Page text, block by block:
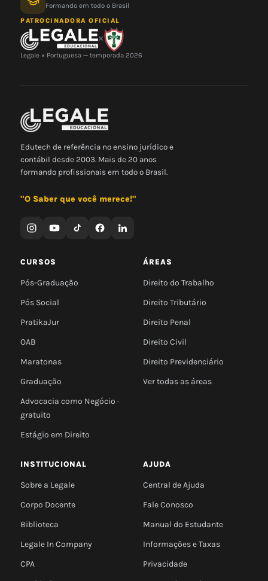
Formando em todo o Brasil
PATROCINADORA OFICIAL
×
Legale × Portuguesa — temporada 2026
Edutech de referência no ensino jurídico e
contábil desde 2003. Mais de 20 anos
formando profissionais em todo o Brasil.
"O Saber que você merece!"
CURSOS
Pós-Graduação
Pós Social
PratikaJur
OAB
Maratonas
Graduação
Advocacia como Negócio ·
gratuito
Estágio em Direito
ÁREAS
Direito do Trabalho
Direito Tributário
Direito Penal
Direito Civil
Direito Previdenciário
Ver todas as áreas
INSTITUCIONAL
Sobre a Legale
Corpo Docente
Biblioteca
Legale In Company
CPA
AJUDA
Central de Ajuda
Fale Conosco
Manual do Estudante
Informações e Taxas
Privacidade